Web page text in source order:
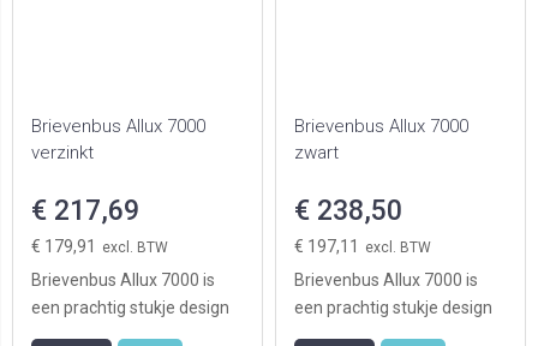
Brievenbus Allux 7000
verzinkt
€ 217,69
€ 179,91
Brievenbus Allux 7000 is
een prachtig stukje design
aan uw oprit. De brievenbus
Brievenbus Allux 7000
zwart
€ 238,50
€ 197,11
Brievenbus Allux 7000 is
een prachtig stukje design
aan uw oprit. De brievenbus